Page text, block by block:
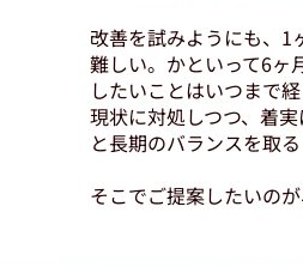
改善を試みようにも、1
難しい。かといって6ヶ
したいことはいつまで
現状に対処しつつ、着
と長期のバランスを取
そこでご提案したいの